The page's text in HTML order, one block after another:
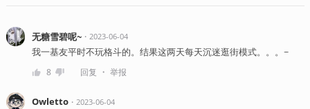
无糖雪碧呢~・ 2023-06-04
我一基友平时不玩格斗的。结果这两天每天沉迷逛街模式。。。~
8 回复 ・ 举报
Owletto・ 2023-06-04